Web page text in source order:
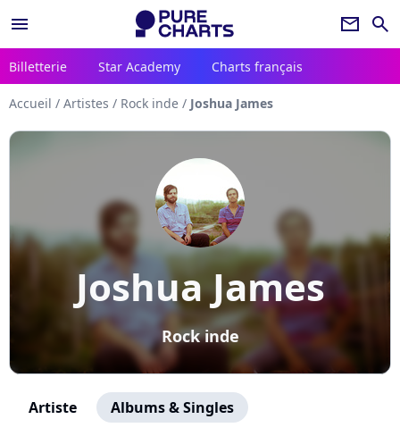
menu newsletter search
Billetterie Star Academy Charts français
Accueil / Artistes / Rock inde / Joshua James
Joshua James
Rock inde
Artiste Albums & Singles